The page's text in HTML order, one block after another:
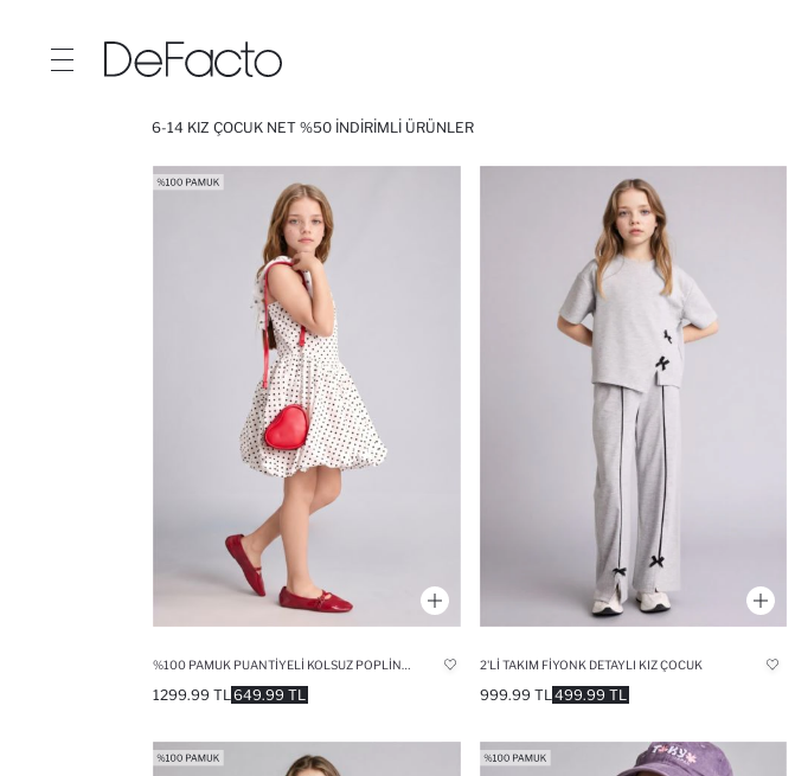
6-14 KIZ ÇOCUK NET %50 İNDIRIMLI ÜRÜNLER
649.99 TL
1299.99 TL
2'LI TAKIM FIYONK DETAYLI KIZ ÇOCUK
499.99 TL
999.99 TL